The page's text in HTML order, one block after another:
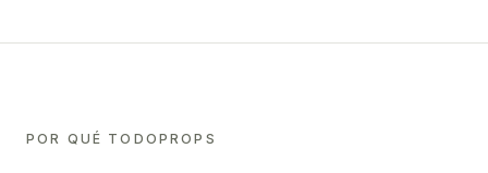
POR QUÉ TODOPROPS